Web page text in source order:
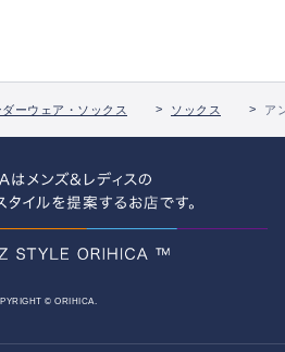
ダーウェア・ソックス ソックス ア
© ORIHICA.